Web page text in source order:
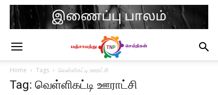
Home Tags வெள்ளிகட்டி ஊராட்சி
Tag: வெள்ளிகட்டி ஊராட்சி